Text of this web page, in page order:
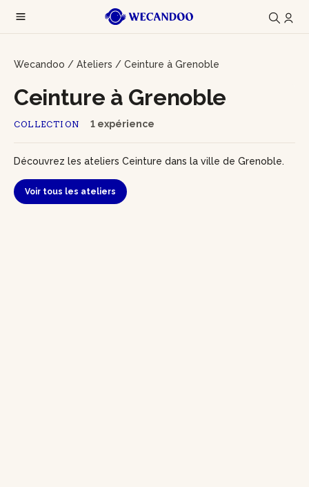
Wecandoo / Ateliers / Ceinture à Grenoble
COLLECTION 1 expérience
Ceinture à Grenoble
Découvrez les ateliers Ceinture dans la ville de Grenoble.
Voir tous les ateliers